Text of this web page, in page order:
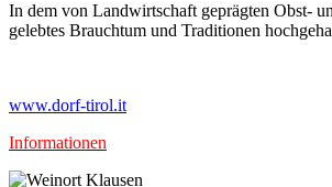
In dem von Landwirtschaft geprägten Obst-
gelebtes Brauchtum und Traditionen
www.dorf-tirol.it
Informationen